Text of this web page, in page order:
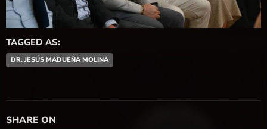
TAGGED AS:
DR. JESÚS MADUEÑA MOLINA
SHARE ON